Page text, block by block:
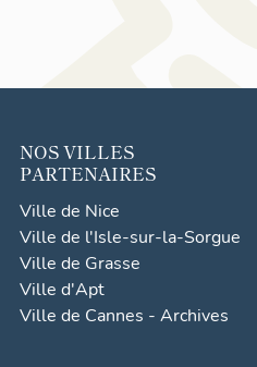
NOS VILLES
PARTENAIRES
Ville de Nice
Ville de l'Isle-sur-la-Sorgue
Ville de Grasse
Ville d'Apt
Ville de Cannes - Archives